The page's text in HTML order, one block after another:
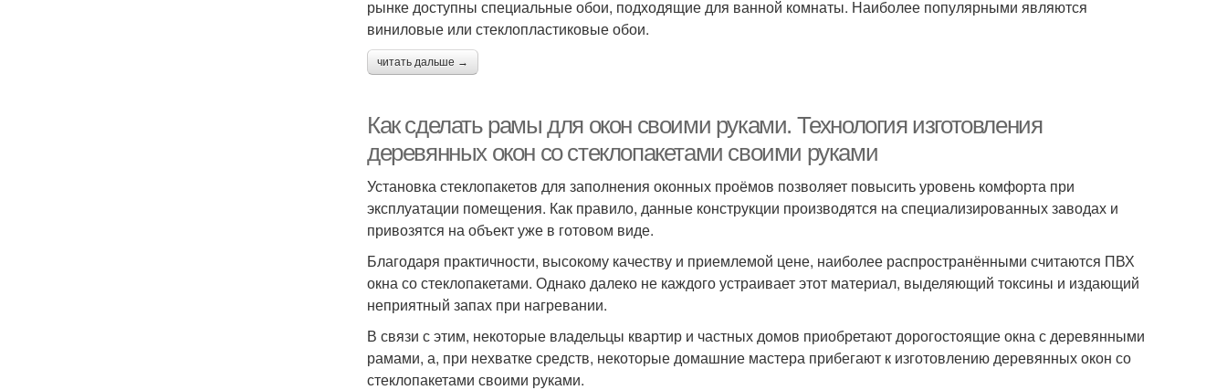
рынке доступны специальные обои, подходящие для ванной комнаты. Наиболее популярными являются
виниловые или стеклопластиковые обои.
читать дальше →
Как сделать рамы для окон своими руками. Технология изготовления
деревянных окон со стеклопакетами своими руками
Установка стеклопакетов для заполнения оконных проёмов позволяет повысить уровень комфорта при
эксплуатации помещения. Как правило, данные конструкции производятся на специализированных заводах и
привозятся на объект уже в готовом виде.
Благодаря практичности, высокому качеству и приемлемой цене, наиболее распространёнными считаются ПВХ
окна со стеклопакетами. Однако далеко не каждого устраивает этот материал, выделяющий токсины и издающий
неприятный запах при нагревании.
В связи с этим, некоторые владельцы квартир и частных домов приобретают дорогостоящие окна с деревянными
рамами, а, при нехватке средств, некоторые домашние мастера прибегают к изготовлению деревянных окон со
стеклопакетами своими руками.